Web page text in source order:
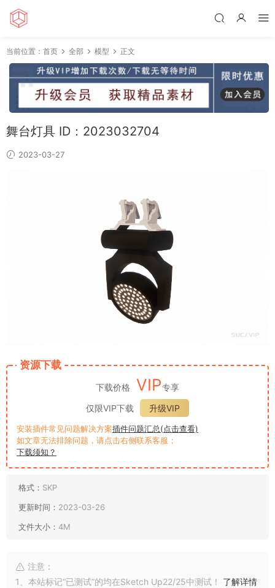
当前位置： 首页 全部 模型 正文
舞台灯具 ID：2023032704
2023-03-27
资源下载
下载价格 VIP专享
仅限VIP下载
升级VIP
安装插件常见问题解决方案插件问题汇总(点击查看)
如文章无法排除问题，请点击右侧联系客服；
下载须知？
格式： SKP
更新时间： 2023-03-26
文件大小： 4M
注意：
1、本站标记“已测试”的均在Sketch Up22/25中测试！ 了解详情